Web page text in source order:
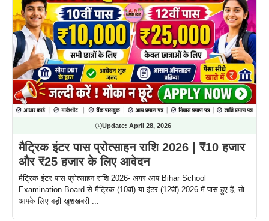
Update: April 28, 2026
मैट्रिक इंटर पास प्रोत्साहन राशि 2026 | ₹10 हजार
और ₹25 हजार के लिए आवेदन
मैट्रिक इंटर पास प्रोत्साहन राशि 2026- अगर आप Bihar School
Examination Board से मैट्रिक (10वीं) या इंटर (12वीं) 2026 में पास हुए हैं, तो
आपके लिए बड़ी खुशखबरी ...